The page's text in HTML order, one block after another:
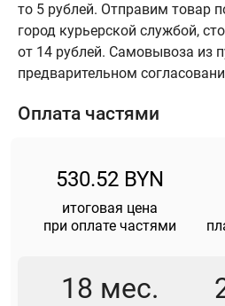
то 5 рублей. Отправим товар
город курьерской службой,
от 14 рублей. Самовывоза из
предварительном
Оплата частями
530.52 BYN
итоговая цена
при оплате частями
18 мес.